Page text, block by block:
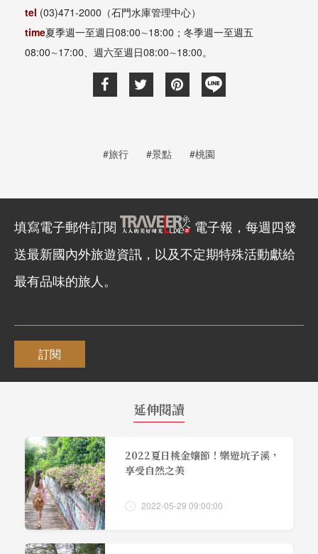
tel (03)471-2000（石門水庫管理中心）
time夏季週一至週日08:00∼18:00；冬季週一至週五
08:00∼17:00、週六至週日08:00∼18:00。
#旅行 #景點 #桃園
填寫電子郵件訂閱
電子報，每週四發
送最新國內外旅遊資訊，以及不定期特殊活動獻給
最有品味的旅人。
訂閱
延伸閱讀
2022夏日桃金孃節！樂遊坑子溪，
享受自然之美
2022-05-29 09:00:00